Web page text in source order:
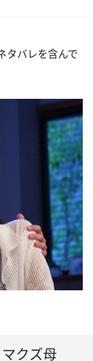
タバレを含んで
クズ母